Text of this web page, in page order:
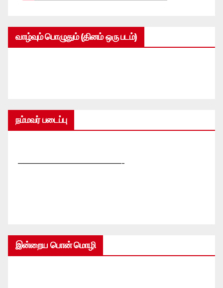
வாழ்வும் பொழுதும் (தினம் ஒரு படம்)
நம்மவர் படைப்பு
—————————————-
இன்றைய பொன் மொழி